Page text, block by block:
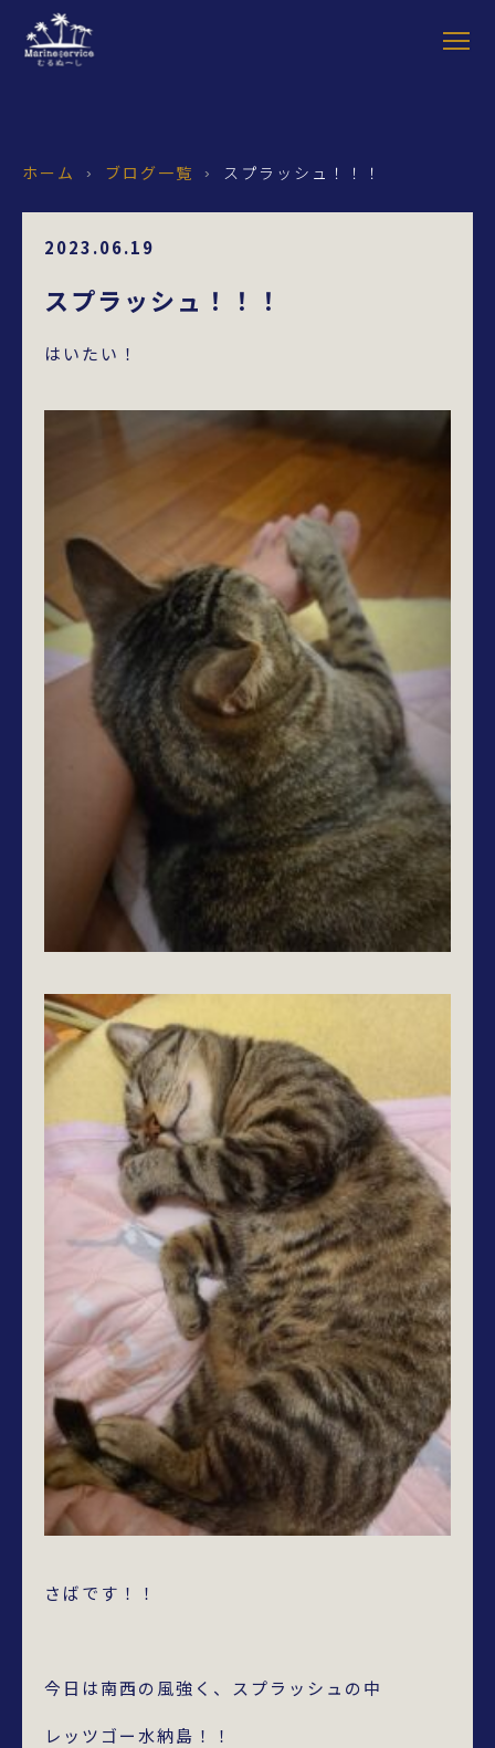
ホーム › ブログ一覧 › スプラッシュ！！！
2023.06.19
スプラッシュ！！！
はいたい！
さばです！！
今日は南西の風強く、スプラッシュの中
レッツゴー水納島！！